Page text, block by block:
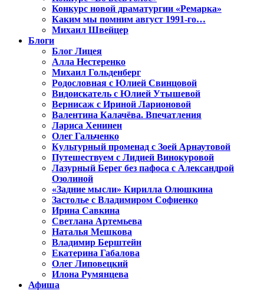
Конкурс новой драматургии «Ремарка»
Каким мы помним август 1991-го…
Михаил Швейцер
Блоги
Блог Лицея
Алла Нестеренко
Михаил Гольденберг
Родословная с Юлией Свинцовой
Видоискатель с Юлией Утышевой
Вернисаж с Ириной Ларионовой
Валентина Калачёва. Впечатления
Лариса Хенинен
Олег Гальченко
Культурный променад с Зоей Арнаутовой
Путешествуем с Лидией Винокуровой
Лазурный Берег без пафоса с Александрой
Озолиной
«Задние мысли» Кирилла Олюшкина
Застолье с Владимиром Софиенко
Ирина Савкина
Светлана Артемьева
Наталья Мешкова
Владимир Берштейн
Екатерина Габалова
Олег Липовецкий
Илона Румянцева
Афиша